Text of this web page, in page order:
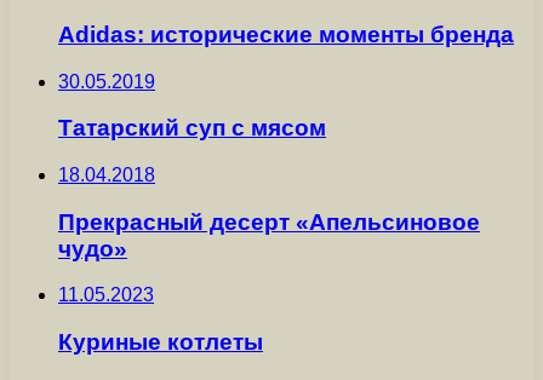
Adidas: исторические моменты бренда
30.05.2019
Татарский суп с мясом
18.04.2018
Прекрасный десерт «Апельсиновое
чудо»
11.05.2023
Куриные котлеты